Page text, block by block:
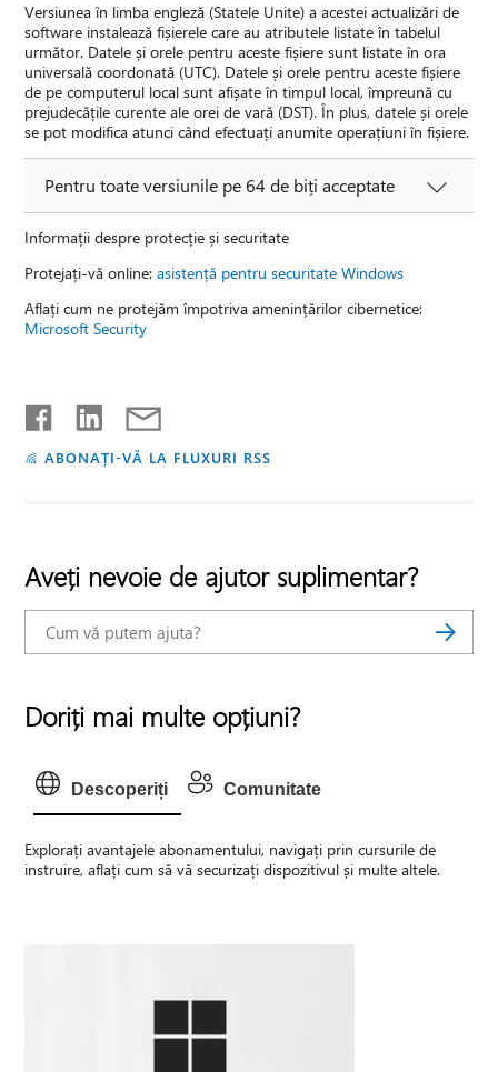
Versiunea în limba engleză (Statele Unite) a acestei actualizări de
software instalează fișierele care au atributele listate în tabelul
următor. Datele și orele pentru aceste fișiere sunt listate în ora
universală coordonată (UTC). Datele și orele pentru aceste fișiere
de pe computerul local sunt afișate în timpul local, împreună cu
prejudecățile curente ale orei de vară (DST). În plus, datele și orele
se pot modifica atunci când efectuați anumite operațiuni în fișiere.
Pentru toate versiunile pe 64 de biți acceptate
Informații despre protecție și securitate
Protejați-vă online:asistență pentru securitate Windows
Aflați cum ne protejăm împotriva amenințărilor cibernetice:
Microsoft Security
ABONAȚI-VĂ LA FLUXURI RSS
Aveți nevoie de ajutor suplimentar?
Doriți mai multe opțiuni?
Descoperiți Comunitate
Explorați avantajele abonamentului, navigați prin cursurile de
instruire, aflați cum să vă securizați dispozitivul și multe altele.